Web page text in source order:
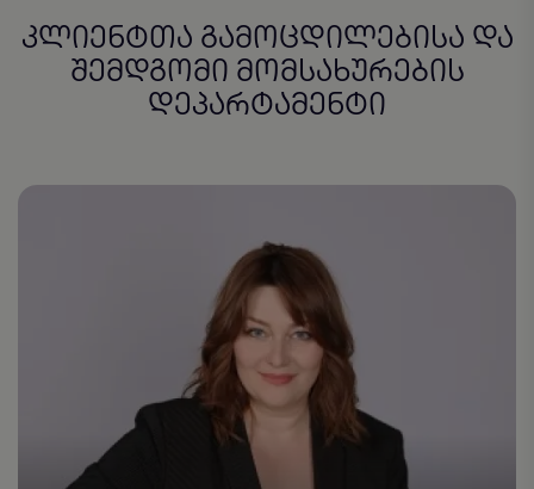
კლიენტთა გამოცდილებისა და
შემდგომი მომსახურების
დეპარტამენტი